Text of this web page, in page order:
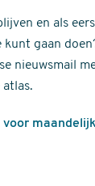
en als
kunt gaan
nieuwsmail
atlas.
voor